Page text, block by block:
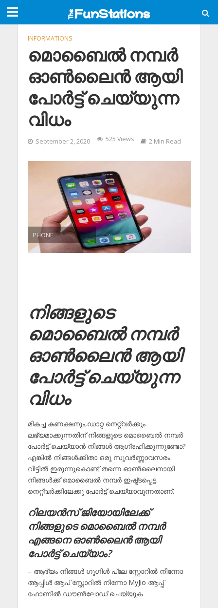
INFORMATIONS
മൊബൈൽ നമ്പർ
ഓൺലൈൻ ആയി
പോർട്ട് ചെയ്യുന്ന
വിധം
September 2, 2020 525 Views 2 Min Read
PHONE
നിങ്ങളുടെ
മൊബൈൽ നമ്പർ
ഓൺലൈൻ ആയി
പോർട്ട് ചെയ്യുന്ന
വിധം
മികച്ച കണക്ഷനും,ഡാറ്റ നെറ്റ്‌വർക്കും
ലഭ്യമാക്കുന്നതിന് നിങ്ങളുടെ മൊബൈൽ നമ്പർ
പോർട്ട് ചെയ്യാൻ നിങ്ങൾ ആഗ്രഹിക്കുന്നുണ്ടോ?
എങ്കിൽ നിങ്ങൾക്കിതാ ഒരു സുവർണ്ണാവസരം.
വീട്ടിൽ ഇരുന്നുകൊണ്ട് തന്നെ ഓൺലൈനായി
നിങ്ങൾക്ക് മൊബൈൽ നമ്പർ ഇഷ്ട്ടപ്പെട്ട
നെറ്റ്‌വർക്കിലേക്കു പോർട്ട് ചെയ്യാവുന്നതാണ്.
റിലയൻസ് ജിയോയിലേക്ക്
നിങ്ങളുടെ മൊബൈൽ നമ്പർ
എങ്ങനെ ഓൺലൈൻ ആയി
പോർട്ട് ചെയ്യാം?
– ആദ്യം നിങ്ങൾ ഗൂഗിൾ പ്ലേ സ്റ്റോറിൽ നിന്നോ
ആപ്പിൾ ആപ് സ്റ്റോറിൽ നിന്നോ MyJio ആപ്പ്
ഫോണിൽ ഡൗൺലോഡ് ചെയ്യുക